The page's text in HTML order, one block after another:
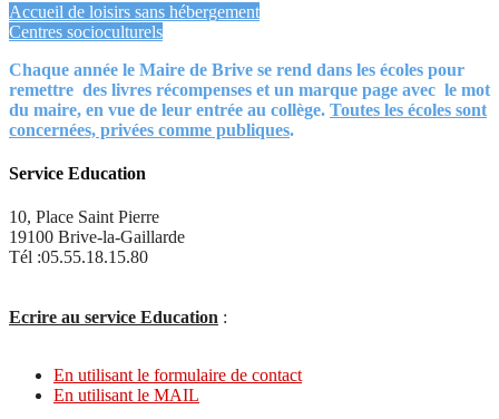
Accueil de loisirs sans hébergement
Centres socioculturels
Chaque année le Maire de Brive se rend dans les écoles pour
remettre des livres récompenses et un marque page avec le mot
du maire, en vue de leur entrée au collège. Toutes les écoles sont
concernées, privées comme publiques.
Service Education
10, Place Saint Pierre
19100 Brive-la-Gaillarde
Tél :05.55.18.15.80
Ecrire au service Education :
En utilisant le formulaire de contact
En utilisant le MAIL